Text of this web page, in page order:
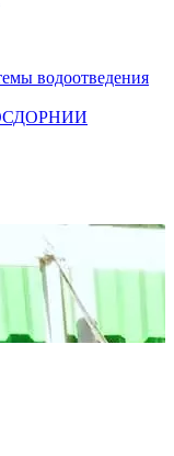
водоотведения